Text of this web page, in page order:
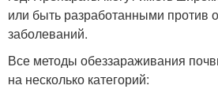
или быть разработанными против
заболеваний.
Все методы обеззараживания
на несколько категорий: